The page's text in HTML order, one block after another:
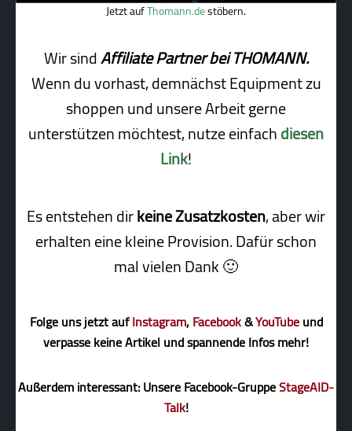
Jetzt aufThomann.destöbern.
Wir sindAffiliate Partner bei THOMANN.
Wenn du vorhast, demnächst Equipment zu
shoppen und unsere Arbeit gerne
unterstützen möchtest, nutze einfachdiesen
Link!
Es entstehen dirkeine Zusatzkosten, aber wir
erhalten eine kleine Pro­vi­sion. Dafür schon
mal vielen Dank 🙂
Folge uns jetzt aufInstagram,Facebook&YouTubeund
verpasse keine Artikel und spannende Infos mehr!
Außerdem interessant: Unsere Facebook-GruppeStageAID-
Talk!